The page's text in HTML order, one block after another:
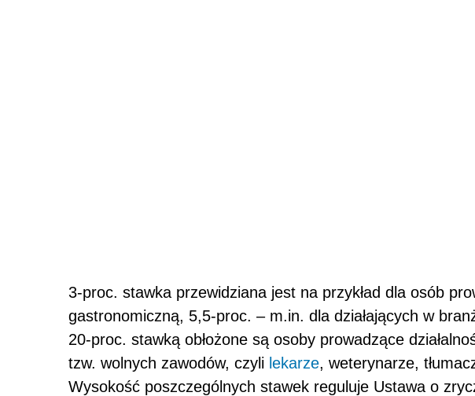
3-proc. stawka przewidziana jest na przykład dla osób
gastronomiczną, 5,5-proc. – m.in. dla działających w
20-proc. stawką obłożone są osoby prowadzące
tzw. wolnych zawodów, czyli lekarze, weterynarze,
Wysokość poszczególnych stawek reguluje Ustawa o